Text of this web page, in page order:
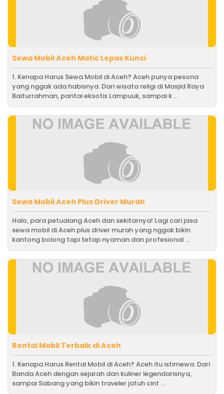
Sewa Mobil Aceh Matic Lepas Kunci
1. Kenapa Harus Sewa Mobil di Aceh? Aceh punya pesona
yang nggak ada habisnya. Dari wisata religi di Masjid Raya
Baiturrahman, pantai eksotis Lampuuk, sampai k ...
Sewa Mobil Aceh Plus Driver Murah
Halo, para petualang Aceh dan sekitarnya! Lagi cari jasa
sewa mobil di Aceh plus driver murah yang nggak bikin
kantong bolong tapi tetap nyaman dan profesional ...
Rental Mobil Terbaik di Aceh
1. Kenapa Harus Rental Mobil di Aceh? Aceh itu istimewa. Dari
Banda Aceh dengan sejarah dan kuliner legendarisnya,
sampai Sabang yang bikin traveler jatuh cint ...